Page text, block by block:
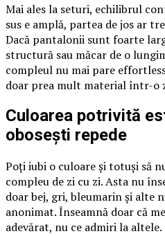
Mai ales la seturi, echilibrul
sus e amplă, partea de jos ar
Dacă pantalonii sunt foarte
structură sau măcar de o
compleul nu mai pare
doar prea mult material într-o
Culoarea potrivită
obosești repede
Poți iubi o culoare și totuși să
compleu de zi cu zi. Asta nu
doar bej, gri, bleumarin și alte
anonimat. Înseamnă doar că
adevărat, nu ce admiri la altele.